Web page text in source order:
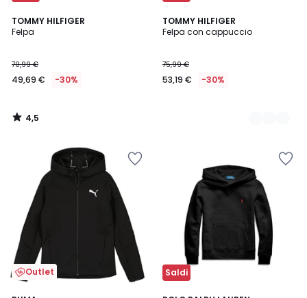
TOMMY HILFIGER
Felpa
70,99 €
49,69 € -30%
4,5
/ 5
4,5
/
TOMMY HILFIGER
Felpa con cappuccio
75,99 €
53,19 € -30%
2
Colori
Outlet Saldi